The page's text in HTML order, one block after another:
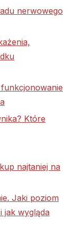
nerwowego
Które
najtaniej na
Jaki poziom
wygląda